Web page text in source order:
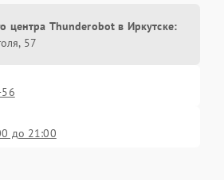
центра Thunderobot в Иркутске:
57
до 21:00